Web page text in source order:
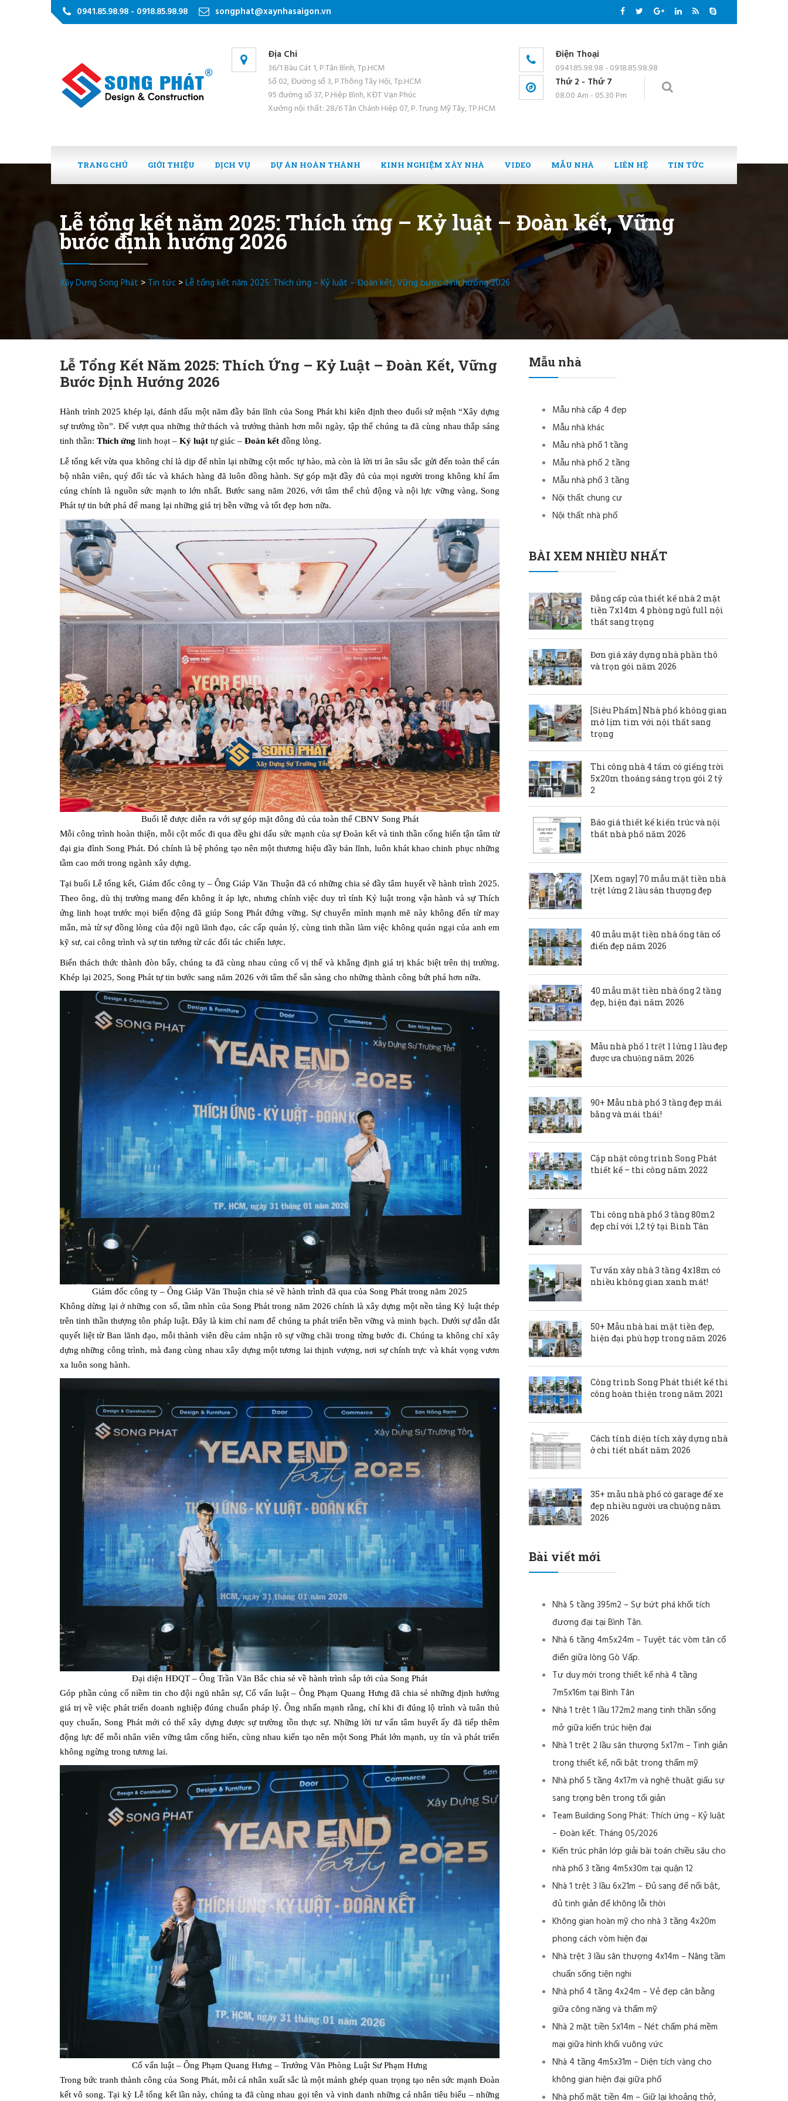
0941.85.98.98 - 0918.85.98.98 songphat@xaynhasaigon.vn
Địa Chỉ
36/1 Bàu Cát 1, P.Tân Bình, Tp.HCM
Số 02, Đường số 3, P.Thông Tây Hội, Tp.HCM
95 đường số 37, P.Hiệp Bình, KĐT Vạn Phúc
Xưởng nội thất: 28/6 Tân Chánh Hiệp 07, P. Trung Mỹ Tây, TP.HCM
Điện Thoại
0941.85.98.98 - 0918.85.98.98
Thứ 2 - Thứ 7
08.00 Am - 05.30 Pm
TRANG CHỦ GIỚI THIỆU DỊCH VỤ DỰ ÁN HOÀN THÀNH KINH NGHIỆM XÂY NHÀ VIDEO MẪU NHÀ LIÊN HỆ TIN TỨC
Lễ tổng kết năm 2025: Thích ứng – Kỷ luật – Đoàn kết, Vững
bước định hướng 2026
Xây Dựng Song Phát > Tin tức >Lễ tổng kết năm 2025: Thích ứng – Kỷ luật – Đoàn kết, Vững bước định hướng 2026
Lễ Tổng Kết Năm 2025: Thích Ứng – Kỷ Luật – Đoàn Kết, Vững
Bước Định Hướng 2026
Hành trình 2025 khép lại, đánh dấu một năm đầy bản lĩnh của Song Phát khi kiên định theo đuổi sứ mệnh “Xây dựng
sự trường tồn”. Để vượt qua những thử thách và trưởng thành hơn mỗi ngày, tập thể chúng ta đã cùng nhau thắp sáng
tinh thần: Thích ứng linh hoạt – Kỷ luật tự giác – Đoàn kết đồng lòng.
Lễ tổng kết vừa qua không chỉ là dịp để nhìn lại những cột mốc tự hào, mà còn là lời tri ân sâu sắc gửi đến toàn thể cán
bộ nhân viên, quý đối tác và khách hàng đã luôn đồng hành. Sự góp mặt đầy đủ của mọi người trong không khí ấm
cúng chính là nguồn sức mạnh to lớn nhất. Bước sang năm 2026, với tâm thế chủ động và nội lực vững vàng, Song
Phát tự tin bứt phá để mang lại những giá trị bền vững và tốt đẹp hơn nữa.
Buổi lễ được diễn ra với sự góp mặt đông đủ của toàn thể CBNV Song Phát
Mỗi công trình hoàn thiện, mỗi cột mốc đi qua đều ghi dấu sức mạnh của sự Đoàn kết và tinh thần cống hiến tận tâm từ
đại gia đình Song Phát. Đó chính là bệ phóng tạo nên một thương hiệu đầy bản lĩnh, luôn khát khao chinh phục những
tầm cao mới trong ngành xây dựng.
Tại buổi Lễ tổng kết, Giám đốc công ty – Ông Giáp Văn Thuận đã có những chia sẻ đầy tâm huyết về hành trình 2025.
Theo ông, dù thị trường mang đến không ít áp lực, nhưng chính việc duy trì tính Kỷ luật trong vận hành và sự Thích
ứng linh hoạt trước mọi biến động đã giúp Song Phát đứng vững. Sự chuyển mình mạnh mẽ này không đến từ may
mắn, mà từ sự đồng lòng của đội ngũ lãnh đạo, các cấp quản lý, cùng tinh thần làm việc không quản ngại của anh em
kỹ sư, cai công trình và sự tin tưởng từ các đối tác chiến lược.
Biến thách thức thành đòn bẩy, chúng ta đã cùng nhau củng cố vị thế và khẳng định giá trị khác biệt trên thị trường.
Khép lại 2025, Song Phát tự tin bước sang năm 2026 với tâm thế sẵn sàng cho những thành công bứt phá hơn nữa.
Giám đốc công ty – Ông Giáp Văn Thuận chia sẻ về hành trình đã qua của Song Phát trong năm 2025
Không dừng lại ở những con số, tầm nhìn của Song Phát trong năm 2026 chính là xây dựng một nền tảng Kỷ luật thép
trên tinh thần thượng tôn pháp luật. Đây là kim chỉ nam để chúng ta phát triển bền vững và minh bạch. Dưới sự dẫn dắt
quyết liệt từ Ban lãnh đạo, mỗi thành viên đều cảm nhận rõ sự vững chãi trong từng bước đi. Chúng ta không chỉ xây
dựng những công trình, mà đang cùng nhau xây dựng một tương lai thịnh vượng, nơi sự chính trực và khát vọng vươn
xa luôn song hành.
Đại diện HĐQT – Ông Trần Văn Bắc chia sẻ về hành trình sắp tới của Song Phát
Góp phần củng cố niềm tin cho đội ngũ nhân sự, Cố vấn luật – Ông Phạm Quang Hưng đã chia sẻ những định hướng
giá trị về việc phát triển doanh nghiệp đúng chuẩn pháp lý. Ông nhấn mạnh rằng, chỉ khi đi đúng lộ trình và tuân thủ
quy chuẩn, Song Phát mới có thể xây dựng được sự trường tồn thực sự. Những lời tư vấn tâm huyết ấy đã tiếp thêm
động lực để mỗi nhân viên vững tâm cống hiến, cùng nhau kiến tạo nên một Song Phát lớn mạnh, uy tín và phát triển
không ngừng trong tương lai.
Cố vấn luật – Ông Phạm Quang Hưng – Trưởng Văn Phòng Luật Sư Phạm Hưng
Trong bức tranh thành công của Song Phát, mỗi cá nhân xuất sắc là một mảnh ghép quan trọng tạo nên sức mạnh Đoàn
kết vô song. Tại kỳ Lễ tổng kết lần này, chúng ta đã cùng nhau gọi tên và vinh danh những cá nhân tiêu biểu – những
Mẫu nhà
Mẫu nhà cấp 4 đẹp
Mẫu nhà khác
Mẫu nhà phố 1 tầng
Mẫu nhà phố 2 tầng
Mẫu nhà phố 3 tầng
Nội thất chung cư
Nội thất nhà phố
BÀI XEM NHIỀU NHẤT
Đẳng cấp của thiết kế nhà 2 mặt
tiền 7x14m 4 phòng ngủ full nội
thất sang trọng
Đơn giá xây dựng nhà phần thô
và trọn gói năm 2026
[Siêu Phẩm] Nhà phố không gian
mở lịm tim với nội thất sang
trọng
Thi công nhà 4 tấm có giếng trời
5x20m thoáng sáng trọn gói 2 tỷ
2
Báo giá thiết kế kiến trúc và nội
thất nhà phố năm 2026
[Xem ngay] 70 mẫu mặt tiền nhà
trệt lửng 2 lầu sân thượng đẹp
40 mẫu mặt tiền nhà ống tân cổ
điển đẹp năm 2026
40 mẫu mặt tiền nhà ống 2 tầng
đẹp, hiện đại năm 2026
Mẫu nhà phố 1 trệt 1 lửng 1 1ầu đẹp
được ưa chuộng năm 2026
90+ Mẫu nhà phố 3 tầng đẹp mái
bằng và mái thái!
Cập nhật công trình Song Phát
thiết kế – thi công năm 2022
Thi công nhà phố 3 tầng 80m2
đẹp chỉ với 1,2 tỷ tại Bình Tân
Tư vấn xây nhà 3 tầng 4x18m có
nhiều không gian xanh mát!
50+ Mẫu nhà hai mặt tiền đẹp,
hiện đại phù hợp trong năm 2026
Công trình Song Phát thiết kế thi
công hoàn thiện trong năm 2021
Cách tính diện tích xây dựng nhà
ở chi tiết nhất năm 2026
35+ mẫu nhà phố có garage để xe
đẹp nhiều người ưa chuộng năm
2026
Bài viết mới
Nhà 5 tầng 395m2 – Sự bứt phá khối tích
đương đại tại Bình Tân.
Nhà 6 tầng 4m5x24m – Tuyệt tác vòm tân cổ
điển giữa lòng Gò Vấp.
Tư duy mới trong thiết kế nhà 4 tầng
7m5x16m tại Bình Tân
Nhà 1 trệt 1 lầu 172m2 mang tinh thần sống
mở giữa kiến trúc hiện đại
Nhà 1 trệt 2 lầu sân thượng 5x17m – Tinh giản
trong thiết kế, nổi bật trong thẩm mỹ
Nhà phố 5 tầng 4x17m và nghệ thuật giấu sự
sang trọng bên trong tối giản
Team Building Song Phát: Thích ứng – Kỷ luật
– Đoàn kết. Tháng 05/2026
Kiến trúc phân lớp giải bài toán chiều sâu cho
nhà phố 3 tầng 4m5x30m tại quận 12
Nhà 1 trệt 3 lầu 6x21m – Đủ sang để nổi bật,
đủ tinh giản để không lỗi thời
Không gian hoàn mỹ cho nhà 3 tầng 4x20m
phong cách vòm hiện đại
Nhà trệt 3 lầu sân thượng 4x14m – Nâng tầm
chuẩn sống tiện nghi
Nhà phố 4 tầng 4x24m – Vẻ đẹp cân bằng
giữa công năng và thẩm mỹ
Nhà 2 mặt tiền 5x14m – Nét chấm phá mềm
mại giữa hình khối vuông vức
Nhà 4 tầng 4m5x31m – Diện tích vàng cho
không gian hiện đại giữa phố
Nhà phố mặt tiền 4m – Giữ lại khoảng thở,